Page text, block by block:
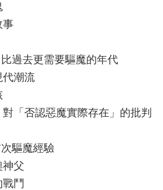
事
過去更需要驅魔的年代
代潮流
對「否認惡魔實際存在」的批判
驅魔經驗
神父
戰鬥